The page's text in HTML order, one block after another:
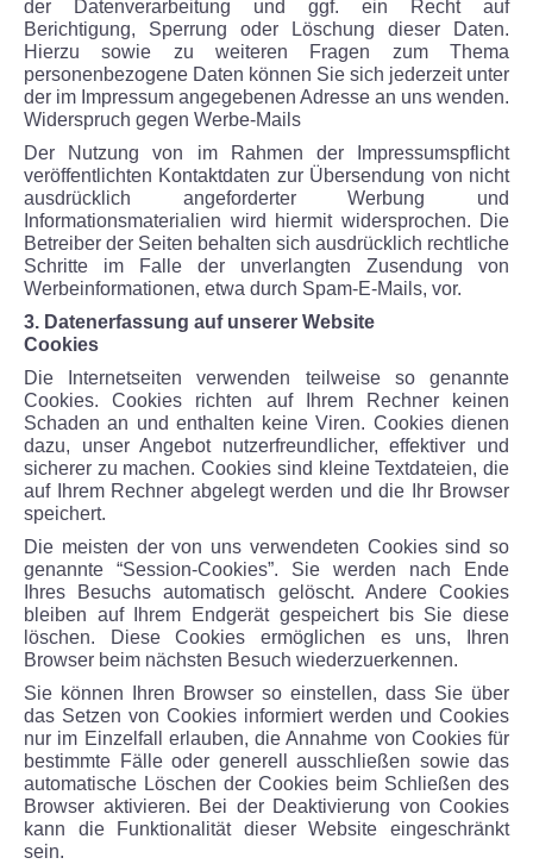
der Datenverarbeitung und ggf. ein Recht auf
Berichtigung, Sperrung oder Löschung dieser Daten.
Hierzu sowie zu weiteren Fragen zum Thema
personenbezogene Daten können Sie sich jederzeit unter
der im Impressum angegebenen Adresse an uns wenden.
Widerspruch gegen Werbe-Mails
Der Nutzung von im Rahmen der Impressumspflicht
veröffentlichten Kontaktdaten zur Übersendung von nicht
ausdrücklich angeforderter Werbung und
Informationsmaterialien wird hiermit widersprochen. Die
Betreiber der Seiten behalten sich ausdrücklich rechtliche
Schritte im Falle der unverlangten Zusendung von
Werbeinformationen, etwa durch Spam-E-Mails, vor.
3. Datenerfassung auf unserer Website
Cookies
Die Internetseiten verwenden teilweise so genannte
Cookies. Cookies richten auf Ihrem Rechner keinen
Schaden an und enthalten keine Viren. Cookies dienen
dazu, unser Angebot nutzerfreundlicher, effektiver und
sicherer zu machen. Cookies sind kleine Textdateien, die
auf Ihrem Rechner abgelegt werden und die Ihr Browser
speichert.
Die meisten der von uns verwendeten Cookies sind so
genannte “Session-Cookies”. Sie werden nach Ende
Ihres Besuchs automatisch gelöscht. Andere Cookies
bleiben auf Ihrem Endgerät gespeichert bis Sie diese
löschen. Diese Cookies ermöglichen es uns, Ihren
Browser beim nächsten Besuch wiederzuerkennen.
Sie können Ihren Browser so einstellen, dass Sie über
das Setzen von Cookies informiert werden und Cookies
nur im Einzelfall erlauben, die Annahme von Cookies für
bestimmte Fälle oder generell ausschließen sowie das
automatische Löschen der Cookies beim Schließen des
Browser aktivieren. Bei der Deaktivierung von Cookies
kann die Funktionalität dieser Website eingeschränkt
sein.